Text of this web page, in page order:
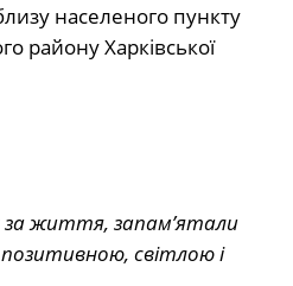
населеного пункту
району Харківської
за життя, запам’ятали
світлою і